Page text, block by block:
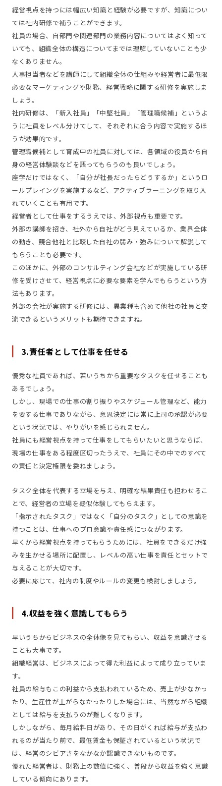
経営視点を持つには幅広い知識と経験が必要ですが、知識につい
ては社内研修で補うことができます。
社員の場合、自部門や関連部門の業務内容についてはよく知って
いても、組織全体の構造についてまでは理解していないことも少
なくありません。
人事担当者などを講師にして組織全体の仕組みや経営者に最低限
必要なマーケティングや財務、経営戦略に関する研修を実施しま
しょう。
社内研修は、「新入社員」「中堅社員」「管理職候補」というよ
うに社員をレベル分けてして、それぞれに合う内容で実施するほ
うが効果的です。
管理職候補として育成中の社員に対しては、各領域の役員から自
身の経営体験談などを語ってもらうのも良いでしょう。
座学だけではなく、「自分が社長だったらどうするか」というロ
ールプレイングを実施するなど、アクティブラーニングを取り入
れていくことも有用です。
経営者として仕事をするうえでは、外部視点も重要です。
外部の講師を招き、社外から自社がどう見えているか、業界全体
の動き、競合他社と比較した自社の弱み・強みについて解説して
もらうことも必要です。
このほかに、外部のコンサルティング会社などが実施している研
修を受けさせて、経営視点に必要な要素を学んでもらうという方
法もあります。
外部の会社が実施する研修には、異業種も含めて他社の社員と交
流できるというメリットも期待できますね。
3.責任者として仕事を任せる
優秀な社員であれば、若いうちから重要なタスクを任せることも
あるでしょう。
しかし、現場での仕事の割り振りやスケジュール管理など、能力
を要する仕事でありながら、意思決定には常に上司の承認が必要
という状況では、やりがいを感じられません。
社員にも経営視点を持って仕事をしてもらいたいと思うならば、
現場の仕事をある程度区切ったうえで、社員にその中でのすべて
の責任と決定権限を委ねましょう。
タスク全体を代表する立場を与え、明確な結果責任も担わせるこ
とで、経営者の立場を疑似体験してもらえます。
「指示されたタスク」ではなく「自分のタスク」としての意識を
持つことは、仕事へのプロ意識や責任感につながります。
早くから経営視点を持ってもらうためには、社員をできるだけ強
みを生かせる場所に配置し、レベルの高い仕事を責任とセットで
与えることが大切です。
必要に応じて、社内の制度やルールの変更も検討しましょう。
4.収益を強く意識してもらう
早いうちからビジネスの全体像を見てもらい、収益を意識させる
ことも大事です。
組織経営は、ビジネスによって得た利益によって成り立っていま
す。
社員の給与もこの利益から支払われているため、売上が少なかっ
たり、生産性が上がらなかったりした場合には、当然ながら組織
としては給与を支払うのが難しくなります。
しかしながら、毎月給料日があり、その日がくれば給与が支払わ
れるのが当たり前で、最低賃金も保証されているという状況で
は、経営のシビアさをなかなか認識できないものです。
優れた経営者は、財務上の数値に強く、普段から収益を強く意識
している傾向にあります。